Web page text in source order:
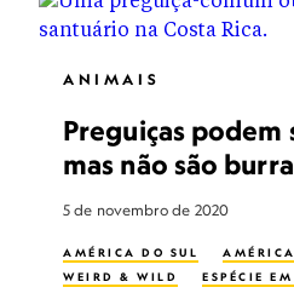
ANIMAIS
Preguiças podem
mas não são
5 de novembro de 2020
AMÉRICA DO SUL
WEIRD & WILD
ESPÉCIE